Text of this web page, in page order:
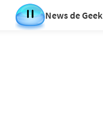
News de Geek